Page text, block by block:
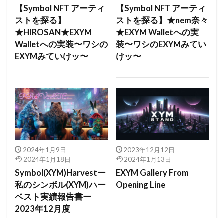
【Symbol NFT アーティ
ストを探る】
★HIROSAN★EXYM
Walletへの実装〜ワシの
EXYMみていけッ〜
【Symbol NFT アーティ
ストを探る】★nem奈々
★EXYM Walletへの実
装〜ワシのEXYMみてい
けッ〜
2024年1月9日
2024年1月18日
Symbol(XYM)Harvestー
私のシンボル(XYM)ハー
ベスト実績報告書ー
2023年12月度
2023年12月12日
2024年1月13日
EXYM Gallery From
Opening Line